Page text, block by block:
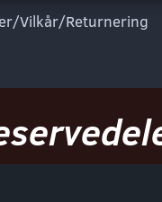
Vilkår/Returnering